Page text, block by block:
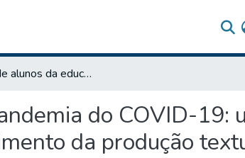
Relatos de alunos da educação básica sobre a pandemia do COVID-19: uma sequência didática de gêneros para o desenvolvimento da produção textual.
do COVID-19:
da produção